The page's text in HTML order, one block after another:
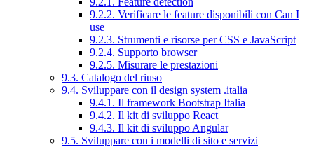
9.2.2. Verificare le feature disponibili con Can I
use
9.2.3. Strumenti e risorse per CSS e JavaScript
9.2.4. Supporto browser
9.2.5. Misurare le prestazioni
9.3. Catalogo del riuso
9.4. Sviluppare con il design system .italia
9.4.1. Il framework Bootstrap Italia
9.4.2. Il kit di sviluppo React
9.4.3. Il kit di sviluppo Angular
9.5. Sviluppare con i modelli di sito e servizi